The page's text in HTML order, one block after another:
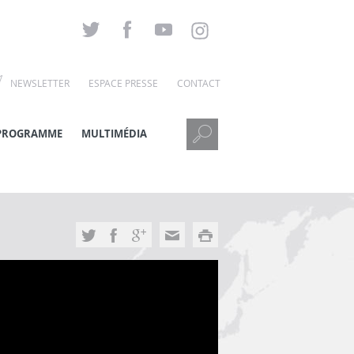
MULTIMÉDIA
NEWSLETTER ESPACE PRESSE CONTACT